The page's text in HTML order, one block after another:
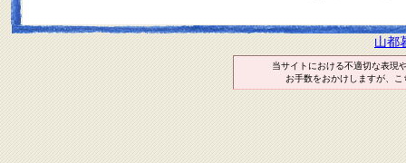
山都
当サイトにおける不適切な表現
お手数をおかけしますが、こ